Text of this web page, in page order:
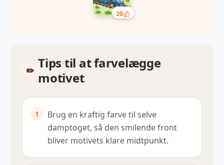
20
Tips til at farvelægge
motivet
Brug en kraftig farve til selve
damptoget, så den smilende front
bliver motivets klare midtpunkt.